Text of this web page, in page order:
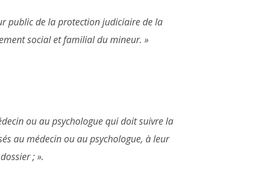
public de la protection judiciaire de la
social et familial du mineur. »
ou au psychologue qui doit suivre la
au médecin ou au psychologue, à leur
; ».